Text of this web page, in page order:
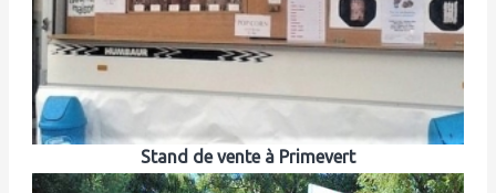
Stand de vente à Primevert